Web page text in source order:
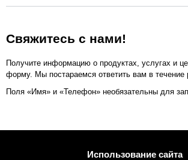
Свяжитесь с нами!
Получите информацию о продуктах, услугах и
форму. Мы постараемся ответить вам в течение
Поля «Имя» и «Телефон» необязательны для
Использование сайта